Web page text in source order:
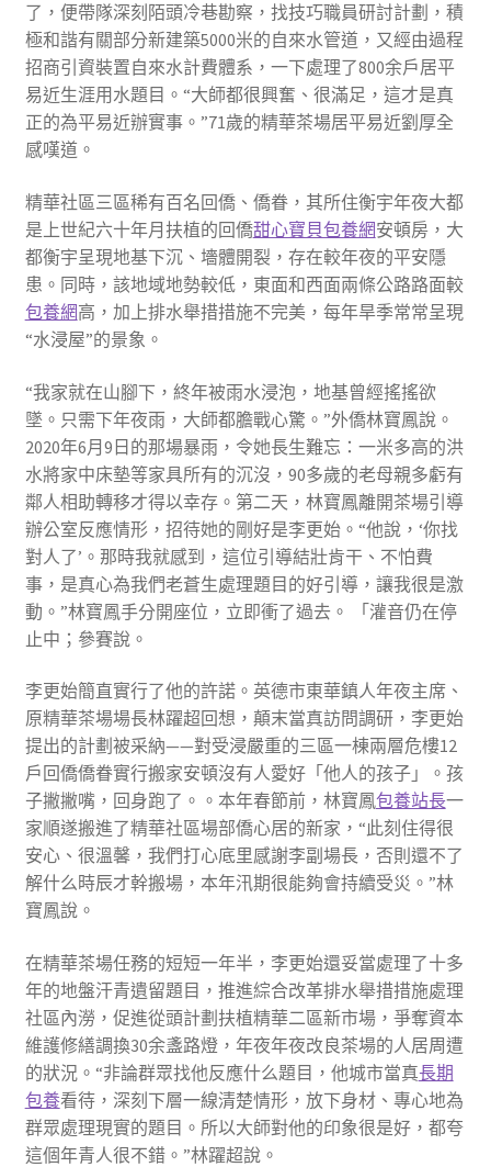
了，便帶隊深刻陌頭冷巷勘察，找技巧職員研討計劃，積
極和諧有關部分新建築5000米的自來水管道，又經由過程
招商引資裝置自來水計費體系，一下處理了800余戶居平
易近生涯用水題目。“大師都很興奮、很滿足，這才是真
正的為平易近辦實事。”71歲的精華茶場居平易近劉厚全
感嘆道。
精華社區三區稀有百名回僑、僑眷，其所住衡宇年夜大都
是上世紀六十年月扶植的回僑甜心寶貝包養網安頓房，大
都衡宇呈現地基下沉、墻體開裂，存在較年夜的平安隱
患。同時，該地域地勢較低，東面和西面兩條公路路面較
包養網高，加上排水舉措措施不完美，每年旱季常常呈現
“水浸屋”的景象。
“我家就在山腳下，終年被雨水浸泡，地基曾經搖搖欲
墜。只需下年夜雨，大師都膽戰心驚。”外僑林寶鳳說。
2020年6月9日的那場暴雨，令她長生難忘：一米多高的洪
水將家中床墊等家具所有的沉沒，90多歲的老母親多虧有
鄰人相助轉移才得以幸存。第二天，林寶鳳離開茶場引導
辦公室反應情形，招待她的剛好是李更始。“他說，‘你找
對人了’。那時我就感到，這位引導結壯肯干、不怕費
事，是真心為我們老蒼生處理題目的好引導，讓我很是激
動。”林寶鳳手分開座位，立即衝了過去。 「灌音仍在停
止中；參賽說。
李更始簡直實行了他的許諾。英德市東華鎮人年夜主席、
原精華茶場場長林躍超回想，顛末當真訪問調研，李更始
提出的計劃被采納——對受浸嚴重的三區一棟兩層危樓12
戶回僑僑眷實行搬家安頓沒有人愛好「他人的孩子」。孩
子撇撇嘴，回身跑了。。本年春節前，林寶鳳包養站長一
家順遂搬進了精華社區場部僑心居的新家，“此刻住得很
安心、很溫馨，我們打心底里感謝李副場長，否則還不了
解什么時辰才幹搬場，本年汛期很能夠會持續受災。”林
寶鳳說。
在精華茶場任務的短短一年半，李更始還妥當處理了十多
年的地盤汗青遺留題目，推進綜合改革排水舉措措施處理
社區內澇，促進從頭計劃扶植精華二區新市場，爭奪資本
維護修繕調換30余盞路燈，年夜年夜改良茶場的人居周遭
的狀況。“非論群眾找他反應什么題目，他城市當真長期
包養看待，深刻下層一線清楚情形，放下身材、專心地為
群眾處理現實的題目。所以大師對他的印象很是好，都夸
這個年青人很不錯。”林躍超說。